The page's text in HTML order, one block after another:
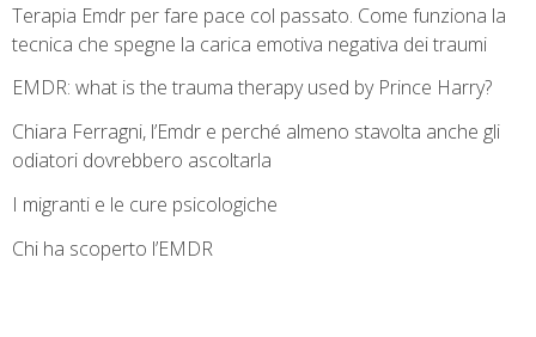
Terapia Emdr per fare pace col passato. Come funziona la
tecnica che spegne la carica emotiva negativa dei traumi
EMDR: what is the trauma therapy used by Prince Harry?
Chiara Ferragni, l’Emdr e perché almeno stavolta anche gli
odiatori dovrebbero ascoltarla
I migranti e le cure psicologiche
Chi ha scoperto l’EMDR